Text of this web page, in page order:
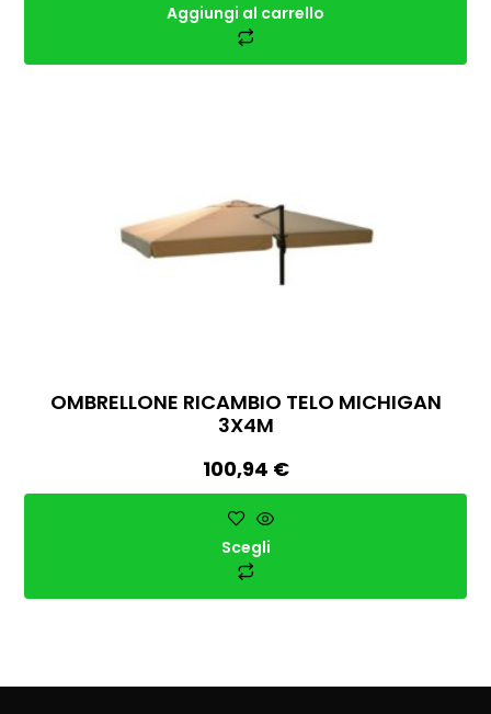
Aggiungi al carrello
OMBRELLONE RICAMBIO TELO MICHIGAN
3X4M
100,94 €
Scegli